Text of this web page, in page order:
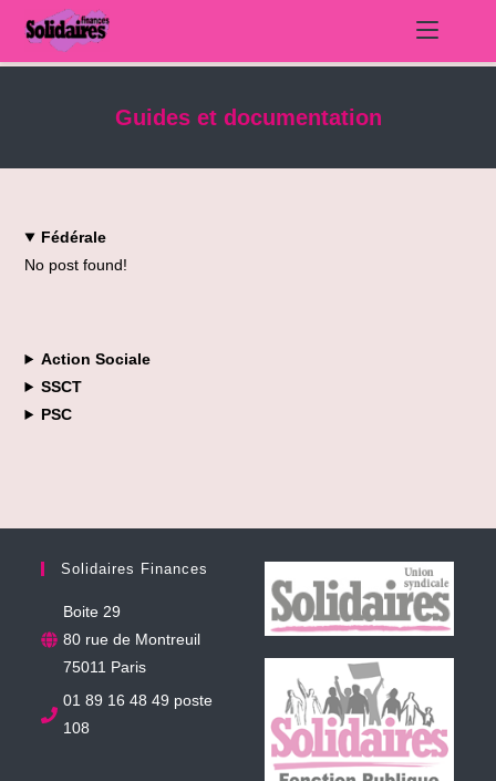
Guides et documentation
Fédérale
No post found!
Action Sociale
SSCT
PSC
Solidaires Finances
Boite 29
80 rue de Montreuil
75011 Paris
01 89 16 48 49 poste
108